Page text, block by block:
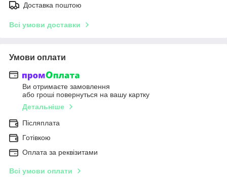
Доставка поштою
Всі умови доставки
Умови оплати
Ви отримаєте замовлення
або гроші повернуться на вашу картку
Детальніше
Післяплата
Готівкою
Оплата за реквізитами
Всі умови оплати